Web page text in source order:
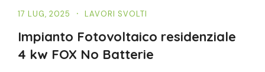
17 LUG, 2025 LAVORI SVOLTI
Impianto Fotovoltaico residenziale
4 kw FOX No Batterie